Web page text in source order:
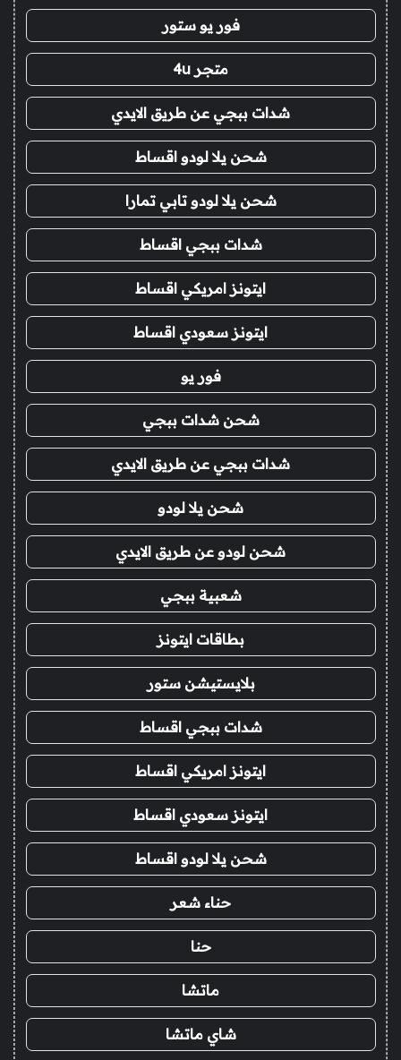
فور يو ستور
متجر 4u
شدات ببجي عن طريق الايدي
شحن يلا لودو اقساط
شحن يلا لودو تابي تمارا
شدات ببجي اقساط
ايتونز امريكي اقساط
ايتونز سعودي اقساط
فور يو
شحن شدات ببجي
شدات ببجي عن طريق الايدي
شحن يلا لودو
شحن لودو عن طريق الايدي
شعبية ببجي
بطاقات ايتونز
بلايستيشن ستور
شدات ببجي اقساط
ايتونز امريكي اقساط
ايتونز سعودي اقساط
شحن يلا لودو اقساط
حناء شعر
حنا
ماتشا
شاي ماتشا